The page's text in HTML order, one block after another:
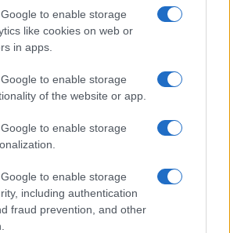
to enable storage
like cookies on web or
in apps.
to enable storage
of the website or app.
to enable storage
to enable storage
including authentication
fraud prevention, and other